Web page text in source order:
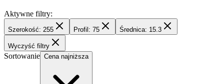
Aktywne filtry:
Szerokość: 255 Profil: 75 Średnica: 15.3
Wyczyść filtry
Sortowanie Cena najniższa